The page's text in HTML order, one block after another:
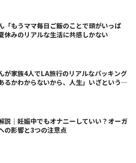
「もうママ毎日ご飯のことで頭がいっぱ
休みのリアルな生活に共感しかない
が家族4人でLA旅行のリアルなパッキング
るかわからないから、人生」いざというと
説｜妊娠中でもオナニーしていい？オーガ
の影響と3つの注意点